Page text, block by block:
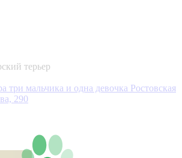
терьер
три мальчика и одна девочка Ростовская
290